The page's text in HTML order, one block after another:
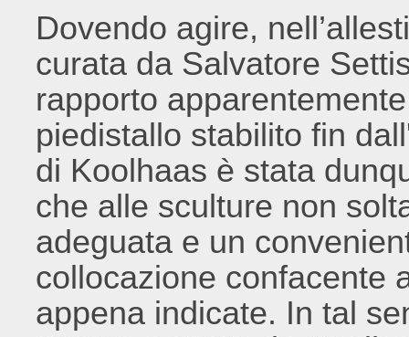
Dovendo agire,
curata da Salvatore
rapporto
piedistallo stabilito fin
di Koolhaas è stata
che alle sculture non
adeguata e un
collocazione confacente
appena indicate. In tal